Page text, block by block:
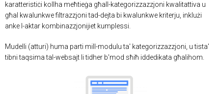
karatteristiċi kollha meħtieġa għall-kategorizzazzjoni kwalitattiva u
għal kwalunkwe filtrazzjoni tad-dejta bi kwalunkwe kriterju, inklużi
anke l-aktar kombinazzjonijiet kumplessi.
Mudelli (atturi) huma parti mill-modulu ta' kategorizzazzjoni, u tista'
tibni taqsima tal-websajt li tidher b'mod sħiħ iddedikata għalihom.